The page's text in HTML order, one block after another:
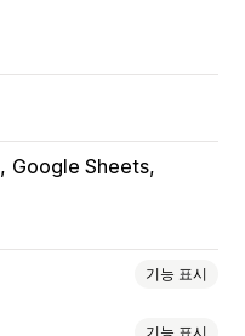
Google Sheets
기능 표시
기능 표시